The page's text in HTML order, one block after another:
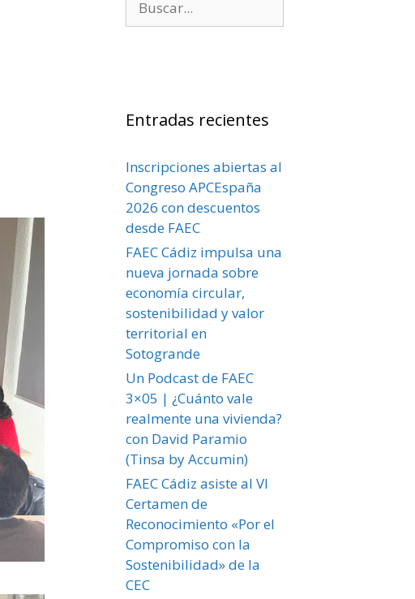
Entradas recientes
Inscripciones abiertas al
Congreso APCEspaña
2026 con descuentos
desde FAEC
FAEC Cádiz impulsa una
nueva jornada sobre
economía circular,
sostenibilidad y valor
territorial en
Sotogrande
Un Podcast de FAEC
3×05 | ¿Cuánto vale
realmente una vivienda?
con David Paramio
(Tinsa by Accumin)
FAEC Cádiz asiste al VI
Certamen de
Reconocimiento «Por el
Compromiso con la
Sostenibilidad» de la
CEC